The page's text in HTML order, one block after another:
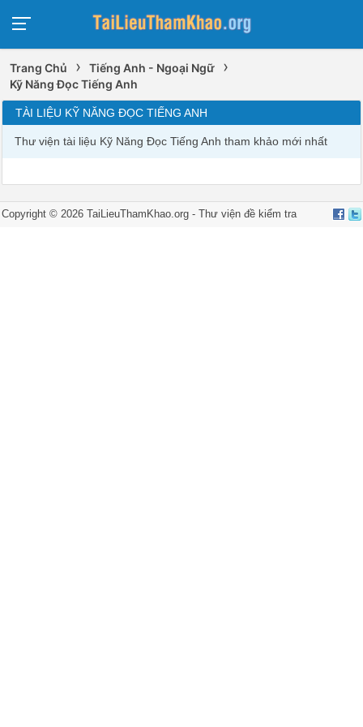
Trang Chủ › Tiếng Anh - Ngoại Ngữ ›
Kỹ Năng Đọc Tiếng Anh
TÀI LIỆU KỸ NĂNG ĐỌC TIẾNG ANH
Thư viện tài liệu Kỹ Năng Đọc Tiếng Anh tham khảo mới nhất
Copyright © 2026 TaiLieuThamKhao.org -Thư viện đề kiểm tra